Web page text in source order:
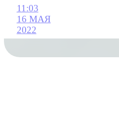
11:03
16 МАЯ
2022